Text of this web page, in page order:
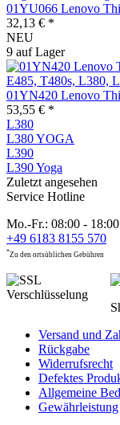
01YU066 Lenovo
32,13 € *
NEU
9 auf Lager
01YN420 Lenovo
53,55 € *
L380
L380 YOGA
L390
L390 Yoga
Zuletzt angesehen
Service Hotline
Mo.-Fr.: 08:00 -
+49 6183 8155 570
*Zu den ortsüblichen Gebühren
Versand und
Rückgabe
Widerrufsrecht
Defektes
Allgemeine
Gewährleistung